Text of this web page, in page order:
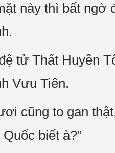
này thì bất ngờ
tử Thất Huyền
Vưu Tiên.
cũng to gan
biết à?”